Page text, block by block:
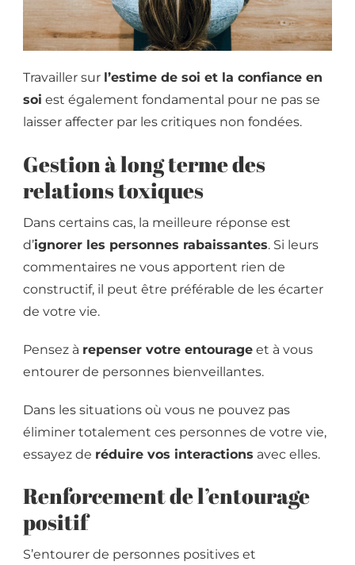
Travailler sur l’estime de soi et la confiance en
soi est également fondamental pour ne pas se
laisser affecter par les critiques non fondées.
Gestion à long terme des
relations toxiques
Dans certains cas, la meilleure réponse est
d’ignorer les personnes rabaissantes. Si leurs
commentaires ne vous apportent rien de
constructif, il peut être préférable de les écarter
de votre vie.
Pensez à repenser votre entourage et à vous
entourer de personnes bienveillantes.
Dans les situations où vous ne pouvez pas
éliminer totalement ces personnes de votre vie,
essayez de réduire vos interactions avec elles.
Renforcement de l’entourage
positif
S’entourer de personnes positives et